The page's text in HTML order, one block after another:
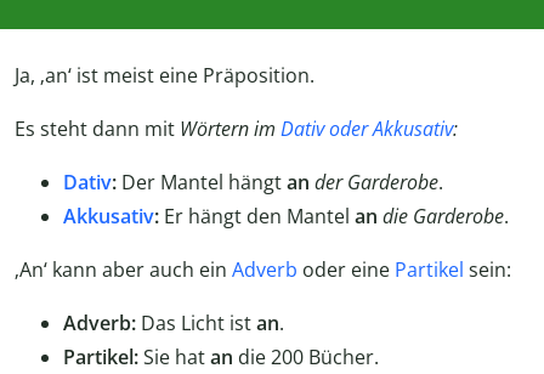
Ja, ‚an‘ ist meist eine Präposition.
Es steht dann mit Wörtern im Dativ oder Akkusativ:
Dativ: Der Mantel hängtan der Garderobe.
Akkusativ: Er hängt den Mantel an die Garderobe.
‚An‘ kann aber auch ein Adverb oder eine Partikel sein:
Adverb: Das Licht istan.
Partikel:Sie hatan die 200 Bücher.